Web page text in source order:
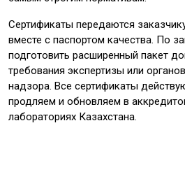
Сертификаты передаются
вместе с паспортом качества. По
подготовить расширенный пакет
требования экспертизы или
надзора. Все сертификаты
продляем и обновляем в
лабораториях Казахстана.